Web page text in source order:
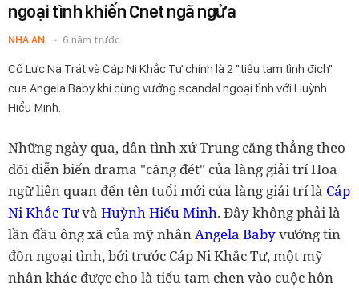
ngoại tình khiến Cnet ngã ngửa
NHÃ AN 6 năm trước
Cổ Lực Na Trát và Cáp Ni Khắc Tư chính là 2 "tiểu tam tình địch"
của Angela Baby khi cùng vướng scandal ngoại tình với Huỳnh
Hiểu Minh.
Những ngày qua, dân tình xứ Trung căng thẳng theo
dõi diễn biến drama "căng đét" của làng giải trí Hoa
ngữ liên quan đến tên tuổi mới của làng giải trí là Cáp
Ni Khắc Tưvà Huỳnh Hiểu Minh. Đây không phải là
lần đầu ông xã của mỹ nhânAngela Babyvướng tin
đồn ngoại tình, bởi trước Cáp Ni Khắc Tư, một mỹ
nhân khác được cho là tiểu tam chen vào cuộc hôn